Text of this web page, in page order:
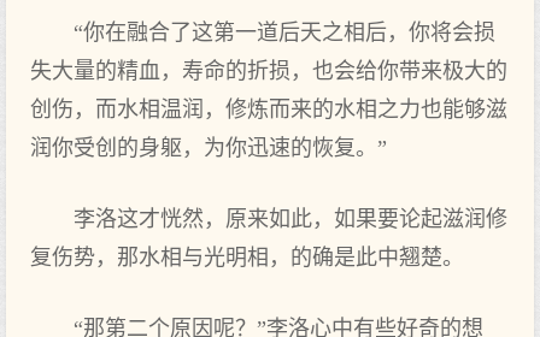
“你在融合了这第一道后天之相后，你将会损
失大量的精血，寿命的折损，也会给你带来极大的
创伤，而水相温润，修炼而来的水相之力也能够滋
润你受创的身躯，为你迅速的恢复。”
李洛这才恍然，原来如此，如果要论起滋润修
复伤势，那水相与光明相，的确是此中翘楚。
“那第二个原因呢？”李洛心中有些好奇的想